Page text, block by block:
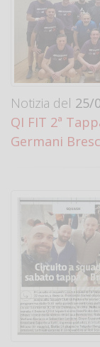
Notizia del 25/
QI FIT 2ª
Germani